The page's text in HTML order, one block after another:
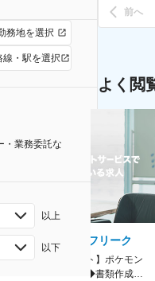
務地を選択
線・駅を選択
・業務委託な
以上
以下
前へ
よく閲
株式会社ゲームフリーク
【庶務アシスタント】ポケモン
シリーズ開発企業◆書類作成・